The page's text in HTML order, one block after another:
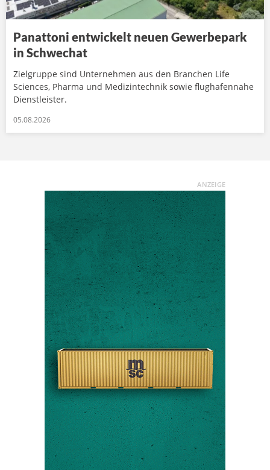
Panattoni entwickelt neuen Gewerbepark
in Schwechat
Zielgruppe sind Unternehmen aus den Branchen Life
Sciences, Pharma und Medizintechnik sowie flughafennahe
Dienstleister.
05.08.2026
ANZEIGE